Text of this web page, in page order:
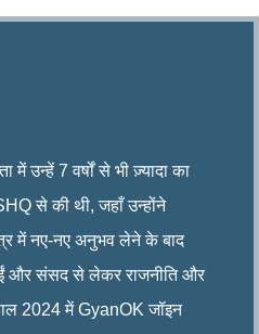
में उन्हें 7 वर्षों से भी ज़्यादा का
से की थी, जहाँ उन्होंने
में नए-नए अनुभव लेने के बाद
और संसद से लेकर राजनीति और
2024 में GyanOK जॉइन